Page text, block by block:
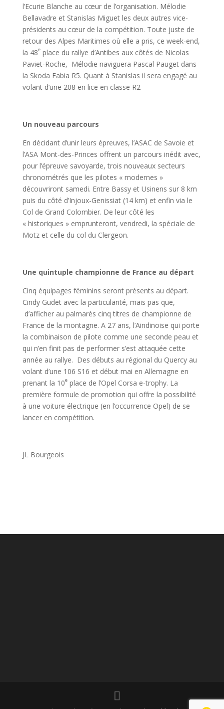
l’Ecurie Blanche au cœur de l’organisation. Mélodie
Bellavadre et Stanislas Miguet les deux autres vice-
présidents au cœur de la compétition. Toute juste de
retour des Alpes Maritimes où elle a pris, ce week-end,
la 48eplace du rallye d’Antibes aux côtés de Nicolas
Paviet-Roche, Mélodie naviguera Pascal Pauget dans
la Skoda Fabia R5. Quant à Stanislas il sera engagé au
volant d’une 208 en lice en classe R2
Un nouveau parcours
En décidant d’unir leurs épreuves, l’ASAC de Savoie et
l’ASA Mont-des-Princes offrent un parcours inédit avec,
pour l’épreuve savoyarde, trois nouveaux secteurs
chronométrés que les pilotes « modernes »
découvriront samedi. Entre Bassy et Usinens sur 8 km
puis du côté d’Injoux-Genissiat (14 km) et enfin via le
Col de Grand Colombier. De leur côté les
« historiques » emprunteront, vendredi, la spéciale de
Motz et celle du col du Clergeon.
Une quintuple championne de France au départ
Cinq équipages féminins seront présents au départ.
Cindy Gudet avec la particularité, mais pas que,
d’afficher au palmarès cinq titres de championne de
France de la montagne. A 27 ans, l’Aindinoise qui porte
la combinaison de pilote comme une seconde peau et
qui n’en finit pas de performer s’est attaquée cette
année au rallye. Des débuts au régional du Quercy au
volant d’une 106 S16 et début mai en Allemagne en
prenant la 10eplace de l’Opel Corsa e-trophy. La
première formule de promotion qui offre la possibilité
à une voiture électrique (en l’occurrence Opel) de se
lancer en compétition.
JL Bourgeois